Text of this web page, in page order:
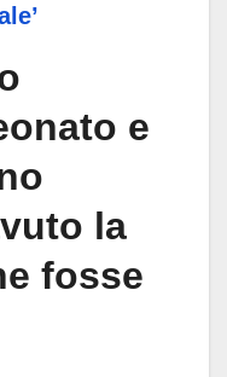
e
la
fosse